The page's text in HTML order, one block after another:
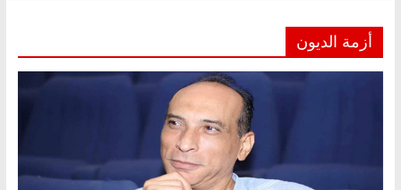
أزمة الديون